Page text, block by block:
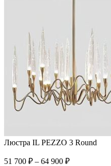
Люстра IL PEZZO 3 Round
51 700 ₽ – 64 900 ₽